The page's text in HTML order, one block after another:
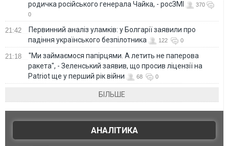
родичка російського генерала Чайка, - росЗМІ
370
0
21:42
Первинний аналіз уламків: у Болгарії заявили про
падіння українського безпілотника
122 0
21:18
"Ми займаємося папірцями. А летить не паперова
ракета", - Зеленський заявив, що просив ліцензії на
Patriot ще у перший рік війни
68 0
БІЛЬШЕ
АНАЛІТИКА